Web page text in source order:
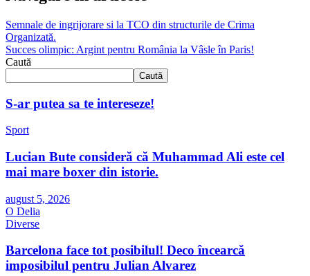
Semnale de ingrijorare si la TCO din structurile de Crima
Organizată.
Succes olimpic: Argint pentru România la Vâsle în Paris!
Caută
Caută
S-ar putea sa te intereseze!
Sport
Lucian Bute consideră că Muhammad Ali este cel
mai mare boxer din istorie.
august 5, 2026
O Delia
Diverse
Barcelona face tot posibilul! Deco încearcă
imposibilul pentru Julian Alvarez